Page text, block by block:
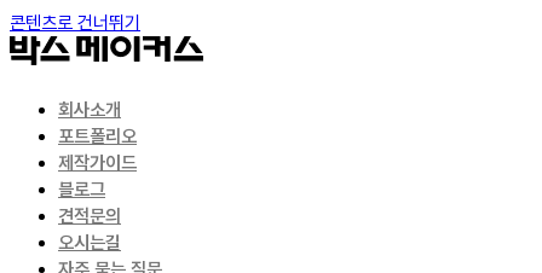
콘텐츠로 건너뛰기
회사소개
포트폴리오
제작가이드
블로그
견적문의
오시는길